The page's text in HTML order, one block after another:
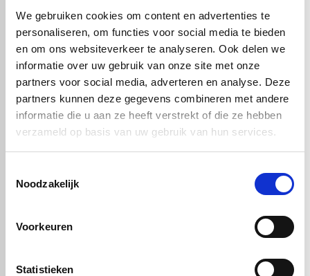
We gebruiken cookies om content en advertenties te
personaliseren, om functies voor social media te bieden
en om ons websiteverkeer te analyseren. Ook delen we
informatie over uw gebruik van onze site met onze
partners voor social media, adverteren en analyse. Deze
partners kunnen deze gegevens combineren met andere
informatie die u aan ze heeft verstrekt of die ze hebben
verzameld op basis van uw gebruik van hun services.
Noodzakelijk
Voorkeuren
Statistieken
Artikelnummer: 51180